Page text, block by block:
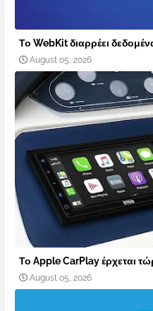
Το WebKit διαρρέει
August 05, 2026
Το Apple CarPlay έρχεται
August 05, 2026